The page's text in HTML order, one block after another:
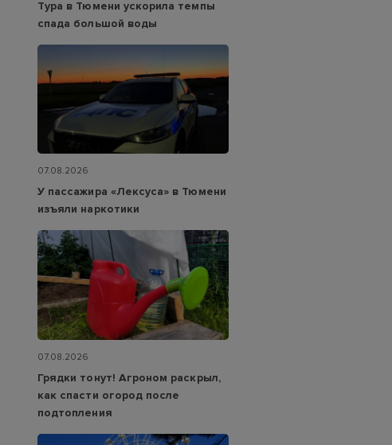
Тура в Тюмени ускорила темпы
спада большой воды
07.08.2026
У пассажира «Лексуса» в Тюмени
изъяли наркотики
07.08.2026
Грядки тонут! Агроном раскрыл,
как спасти огород после
подтопления